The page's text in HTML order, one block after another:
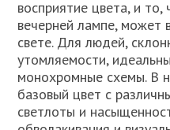
восприятие цвета, и
вечерней лампе, может
свете. Для людей,
утомляемости,
монохромные схемы. В
базовый цвет с
светлоты и